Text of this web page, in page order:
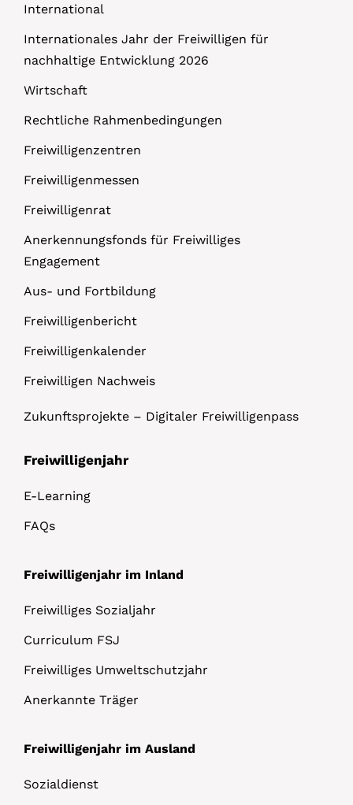
International
Internationales Jahr der Freiwilligen für
nachhaltige Entwicklung 2026
Wirtschaft
Rechtliche Rahmenbedingungen
Freiwilligenzentren
Freiwilligenmessen
Freiwilligenrat
Anerkennungsfonds für Freiwilliges
Engagement
Aus- und Fortbildung
Freiwilligenbericht
Freiwilligenkalender
Freiwilligen Nachweis
Zukunftsprojekte – Digitaler Freiwilligenpass
Freiwilligenjahr
E-Learning
FAQs
Freiwilligenjahr im Inland
Freiwilliges Sozialjahr
Curriculum FSJ
Freiwilliges Umweltschutzjahr
Anerkannte Träger
Freiwilligenjahr im Ausland
Sozialdienst